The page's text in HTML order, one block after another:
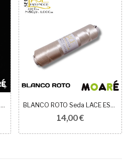
Seda LACE ESPLENDOR 80/2 CRUDO BLANCO ROTO Seda LACE ESPLENDOR 80/2 1.000m
14,00 €